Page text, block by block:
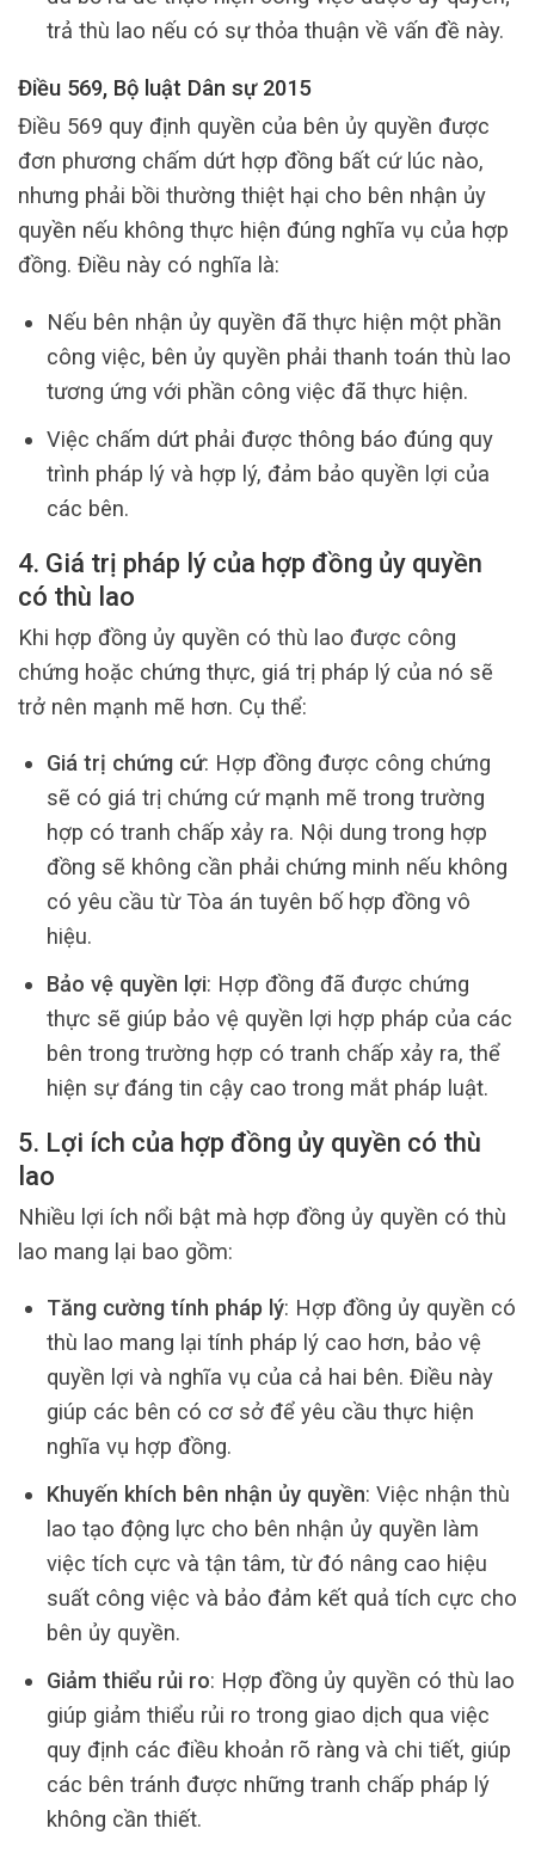
trả thù lao nếu có sự thỏa thuận về vấn đề này.
Điều 569, Bộ luật Dân sự 2015
Điều 569 quy định quyền của bên ủy quyền được
đơn phương chấm dứt hợp đồng bất cứ lúc nào,
nhưng phải bồi thường thiệt hại cho bên nhận ủy
quyền nếu không thực hiện đúng nghĩa vụ của hợp
đồng. Điều này có nghĩa là:
Nếu bên nhận ủy quyền đã thực hiện một phần
công việc, bên ủy quyền phải thanh toán thù lao
tương ứng với phần công việc đã thực hiện.
Việc chấm dứt phải được thông báo đúng quy
trình pháp lý và hợp lý, đảm bảo quyền lợi của
các bên.
4. Giá trị pháp lý của hợp đồng ủy quyền
có thù lao
Khi hợp đồng ủy quyền có thù lao được công
chứng hoặc chứng thực, giá trị pháp lý của nó sẽ
trở nên mạnh mẽ hơn. Cụ thể:
Giá trị chứng cứ: Hợp đồng được công chứng
sẽ có giá trị chứng cứ mạnh mẽ trong trường
hợp có tranh chấp xảy ra. Nội dung trong hợp
đồng sẽ không cần phải chứng minh nếu không
có yêu cầu từ Tòa án tuyên bố hợp đồng vô
hiệu.
Bảo vệ quyền lợi: Hợp đồng đã được chứng
thực sẽ giúp bảo vệ quyền lợi hợp pháp của các
bên trong trường hợp có tranh chấp xảy ra, thể
hiện sự đáng tin cậy cao trong mắt pháp luật.
5. Lợi ích của hợp đồng ủy quyền có thù
lao
Nhiều lợi ích nổi bật mà hợp đồng ủy quyền có thù
lao mang lại bao gồm:
Tăng cường tính pháp lý: Hợp đồng ủy quyền có
thù lao mang lại tính pháp lý cao hơn, bảo vệ
quyền lợi và nghĩa vụ của cả hai bên. Điều này
giúp các bên có cơ sở để yêu cầu thực hiện
nghĩa vụ hợp đồng.
Khuyến khích bên nhận ủy quyền: Việc nhận thù
lao tạo động lực cho bên nhận ủy quyền làm
việc tích cực và tận tâm, từ đó nâng cao hiệu
suất công việc và bảo đảm kết quả tích cực cho
bên ủy quyền.
Giảm thiểu rủi ro: Hợp đồng ủy quyền có thù lao
giúp giảm thiểu rủi ro trong giao dịch qua việc
quy định các điều khoản rõ ràng và chi tiết, giúp
các bên tránh được những tranh chấp pháp lý
không cần thiết.